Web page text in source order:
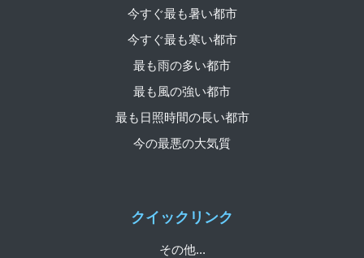
クイックリンク
その他...
今すぐ最も暑い都市
今すぐ最も寒い都市
最も雨の多い都市
最も風の強い都市
最も日照時間の長い都市
今の最悪の大気質